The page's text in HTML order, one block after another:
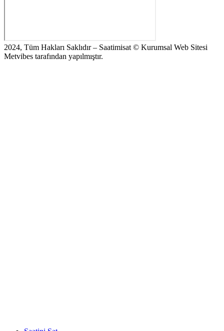
2024, Tüm Hakları Saklıdır – Saatimisat © Kurumsal Web Sitesi
Metvibes tarafından yapılmıştır.